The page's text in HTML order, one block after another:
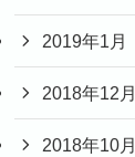
2019年1月
2018年12月
2018年10月